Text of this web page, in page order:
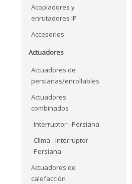
Acopladores y
enrutadores IP
Accesorios
Actuadores
Actuadores de
persianas/enrollables
Actuadores
combinados
Interruptor - Persiana
Clima - Interruptor -
Persiana
Actuadores de
calefacción